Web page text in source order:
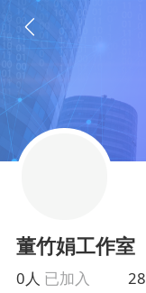
董竹娟工作室
0人 已加入 28